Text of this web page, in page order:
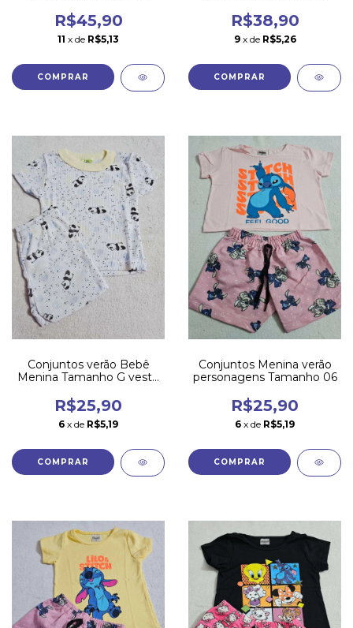
R$45,90
11 x de R$5,13
COMPRAR
R$38,90
9 x de R$5,26
COMPRAR
Conjuntos verão Bebê
Menina Tamanho G veste
R$25,90
6 x de R$5,19
COMPRAR
Conjuntos Menina verão
personagens Tamanho 06
R$25,90
6 x de R$5,19
COMPRAR